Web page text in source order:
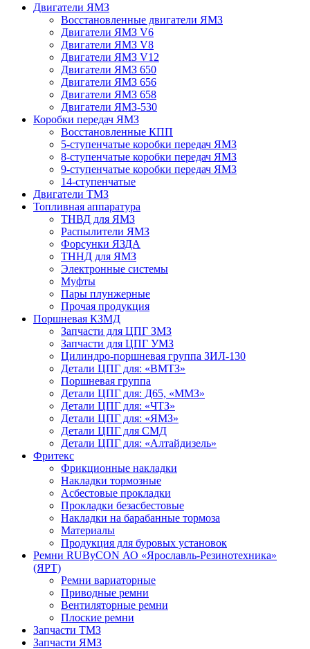
Двигатели ЯМЗ
Восстановленные двигатели ЯМЗ
Двигатели ЯМЗ V6
Двигатели ЯМЗ V8
Двигатели ЯМЗ V12
Двигатели ЯМЗ 650
Двигатели ЯМЗ 656
Двигатели ЯМЗ 658
Двигатели ЯМЗ-530
Коробки передач ЯМЗ
Восстановленные КПП
5-ступенчатые коробки передач ЯМЗ
8-ступенчатые коробки передач ЯМЗ
9-ступенчатые коробки передач ЯМЗ
14-ступенчатые
Двигатели ТМЗ
Топливная аппаратура
ТНВД для ЯМЗ
Распылители ЯМЗ
Форсунки ЯЗДА
ТННД для ЯМЗ
Электронные системы
Муфты
Пары плунжерные
Прочая продукция
Поршневая КЗМД
Запчасти для ЦПГ ЗМЗ
Запчасти для ЦПГ УМЗ
Цилиндро-поршневая группа ЗИЛ-130
Детали ЦПГ для: «ВМТЗ»
Поршневая группа
Детали ЦПГ для: Д65, «ММЗ»
Детали ЦПГ для: «ЧТЗ»
Детали ЦПГ для: «ЯМЗ»
Детали ЦПГ для СМД
Детали ЦПГ для: «Алтайдизель»
Фритекс
Фрикционные накладки
Накладки тормозные
Асбестовые прокладки
Прокладки безасбестовые
Накладки на барабанные тормоза
Материалы
Продукция для буровых установок
Ремни RUByCON АО «Ярославль-Резинотехника»
(ЯРТ)
Ремни вариаторные
Приводные ремни
Вентиляторные ремни
Плоские ремни
Запчасти ТМЗ
Запчасти ЯМЗ